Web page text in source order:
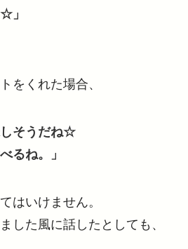
」
をくれた場合、
しそうだね☆
るね。」
はいけません。
した風に話したとしても、